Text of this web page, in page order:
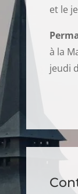
et le
à la
jeudi